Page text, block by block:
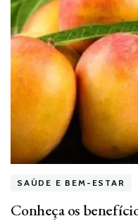
SAÚDE E BEM-ESTAR
Conheça os